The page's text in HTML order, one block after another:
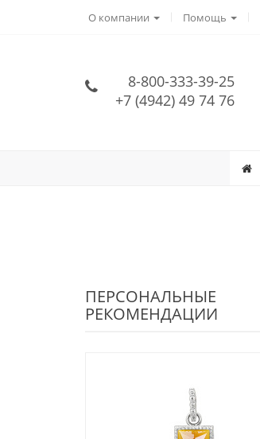
О компании Помощь
8-800-333-39-25
+7 (4942) 49 74 76
ПЕРСОНАЛЬНЫЕ
РЕКОМЕНДАЦИИ